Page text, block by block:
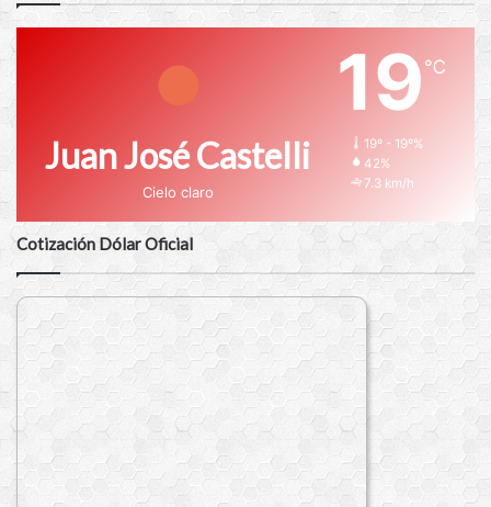
Juan José Castelli
Cielo claro
19℃
19º - 19º%
42%
7.3 km/h
Cotización Dólar Oficial